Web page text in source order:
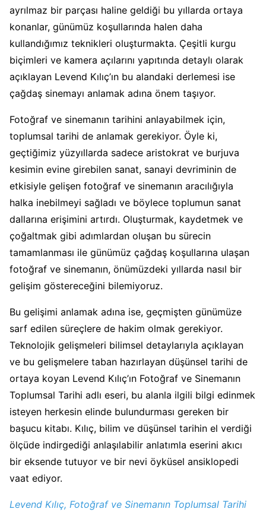
ayrılmaz bir parçası haline geldiği bu yıllarda ortaya
konanlar, günümüz koşullarında halen daha
kullandığımız teknikleri oluşturmakta. Çeşitli kurgu
biçimleri ve kamera açılarını yapıtında detaylı olarak
açıklayan Levend Kılıç’ın bu alandaki derlemesi ise
çağdaş sinemayı anlamak adına önem taşıyor.
Fotoğraf ve sinemanın tarihini anlayabilmek için,
toplumsal tarihi de anlamak gerekiyor. Öyle ki,
geçtiğimiz yüzyıllarda sadece aristokrat ve burjuva
kesimin evine girebilen sanat, sanayi devriminin de
etkisiyle gelişen fotoğraf ve sinemanın aracılığıyla
halka inebilmeyi sağladı ve böylece toplumun sanat
dallarına erişimini artırdı. Oluşturmak, kaydetmek ve
çoğaltmak gibi adımlardan oluşan bu sürecin
tamamlanması ile günümüz çağdaş koşullarına ulaşan
fotoğraf ve sinemanın, önümüzdeki yıllarda nasıl bir
gelişim göstereceğini bilemiyoruz.
Bu gelişimi anlamak adına ise, geçmişten günümüze
sarf edilen süreçlere de hakim olmak gerekiyor.
Teknolojik gelişmeleri bilimsel detaylarıyla açıklayan
ve bu gelişmelere taban hazırlayan düşünsel tarihi de
ortaya koyan Levend Kılıç’ın Fotoğraf ve Sinemanın
Toplumsal Tarihi adlı eseri, bu alanla ilgili bilgi edinmek
isteyen herkesin elinde bulundurması gereken bir
başucu kitabı. Kılıç, bilim ve düşünsel tarihin el verdiği
ölçüde indirgediği anlaşılabilir anlatımla eserini akıcı
bir eksende tutuyor ve bir nevi öyküsel ansiklopedi
vaat ediyor.
Levend Kılıç, Fotoğraf ve Sinemanın Toplumsal Tarihi